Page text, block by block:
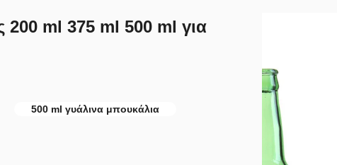
ml 375 ml 500 ml για
500 ml γυάλινα μπουκάλια